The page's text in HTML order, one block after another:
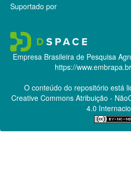
Suportado por
Empresa Brasileira de Pesquisa
https://
O conteúdo do repositório está
Creative CommonsAtribuição -
4.0